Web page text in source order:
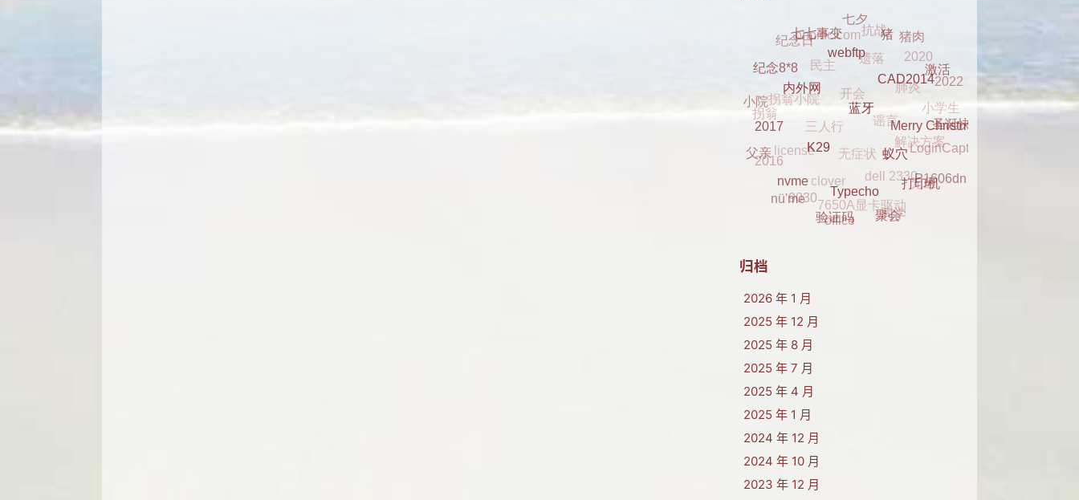
P1606dn
打印机
聚会
同学
元旦
LoginCaptcha
圣诞快乐
Merry Christmas
蚁穴
Typecho
验证码
office
7650A显卡驱动
dell 2330
解决方案
小学生
2022
激活
CAD2014
蓝牙
K29
nvme
nü'me
9030
clover
无症状
谣言
肺炎
2020
猪肉
猪
webftp
内外网
2017
父亲
2016
license
三人行
开会
遗落
抗战
七夕
七七事变
纪念8*8
小院
拐翁
拐翁小院
民主
phpidc.com
纪念日
归档
2026 年 1 月
2025 年 12 月
2025 年 8 月
2025 年 7 月
2025 年 4 月
2025 年 1 月
2024 年 12 月
2024 年 10 月
2023 年 12 月